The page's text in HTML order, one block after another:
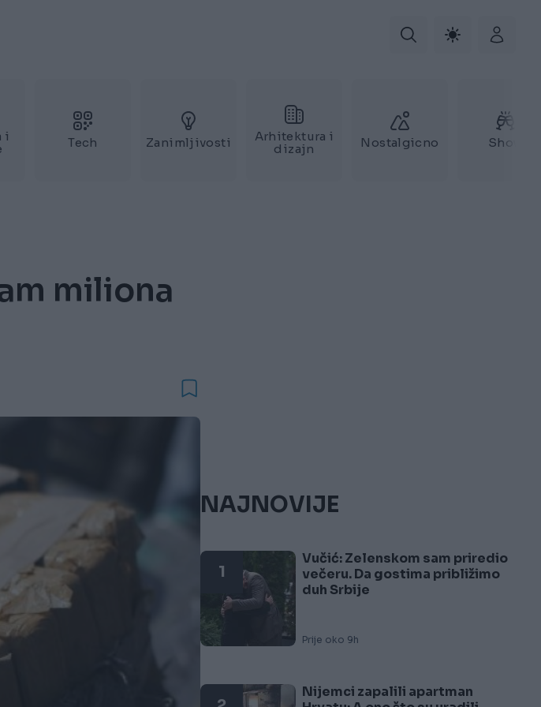
i
Tech Zanimljivosti
Arhitektura i
dizajn
Nostalgicno Show
miliona
NAJNOVIJE
1
Vučić: Zelenskom sam priredio
večeru. Da gostima približimo
duh Srbije
Prije oko 9h
Nijemci zapalili apartman